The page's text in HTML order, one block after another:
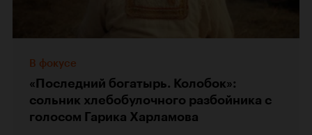
В фокусе
«Последний богатырь. Колобок»:
сольник хлебобулочного разбойника с
голосом Гарика Харламова